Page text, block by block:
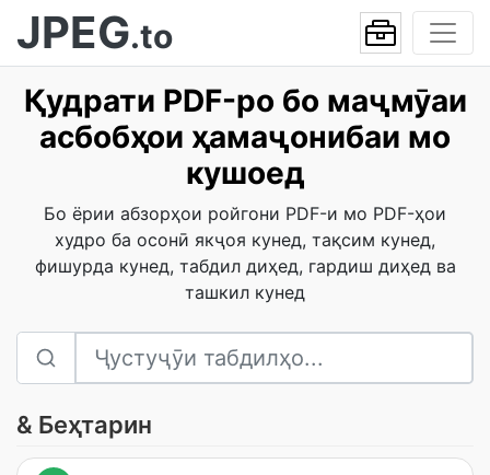
JPEG.to
Қудрати PDF-ро бо маҷмӯаи
асбобҳои ҳамаҷонибаи мо
кушоед
Бо ёрии абзорҳои ройгони PDF-и мо PDF-ҳои
худро ба осонӣ якҷоя кунед, тақсим кунед,
фишурда кунед, табдил диҳед, гардиш диҳед ва
ташкил кунед
& Беҳтарин